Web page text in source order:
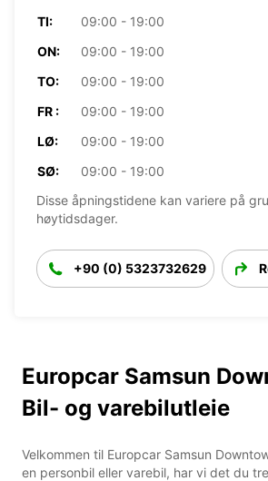
TI:
09:00 - 19:00
ON:
09:00 - 19:00
TO:
09:00 - 19:00
FR :
09:00 - 19:00
LØ:
09:00 - 19:00
SØ:
09:00 - 19:00
Disse åpningstidene kan variere på
høytidsdager.
+90 (0) 5323732629
Europcar Samsun
Bil- og varebilutleie
Velkommen til Europcar Samsun
en personbil eller varebil, har vi det du